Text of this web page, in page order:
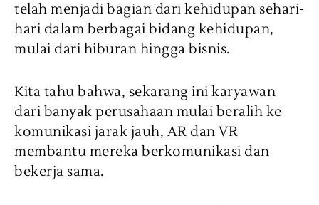
telah menjadi bagian dari kehidupan sehari-
hari dalam berbagai bidang kehidupan,
mulai dari hiburan hingga bisnis.
Kita tahu bahwa, sekarang ini karyawan
dari banyak perusahaan mulai beralih ke
komunikasi jarak jauh, AR dan VR
membantu mereka berkomunikasi dan
bekerja sama.